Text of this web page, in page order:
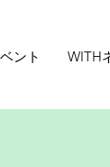
ント WITH